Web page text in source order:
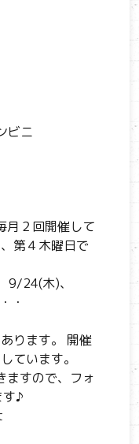
ビニ
月２回開催して
第４木曜日で
24(木)、
・
ります。 開催
ています。
ますので、フォ
す♪